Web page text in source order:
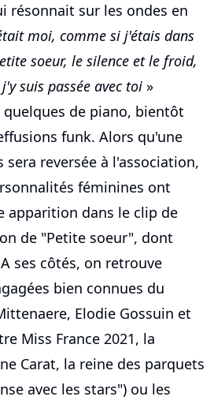
résonnait sur les ondes en
moi, comme si j'étais dans
soeur, le silence et le froid,
suis passée avec toi »
de piano, bientôt
funk. Alors qu'une
sera reversée à l'association,
féminines ont
apparition dans le clip de
de "Petite soeur", dont
ses côtés, on retrouve
bien connues du
Elodie Gossuin et
Miss France 2021, la
Carat, la reine des parquets
avec les stars") ou les